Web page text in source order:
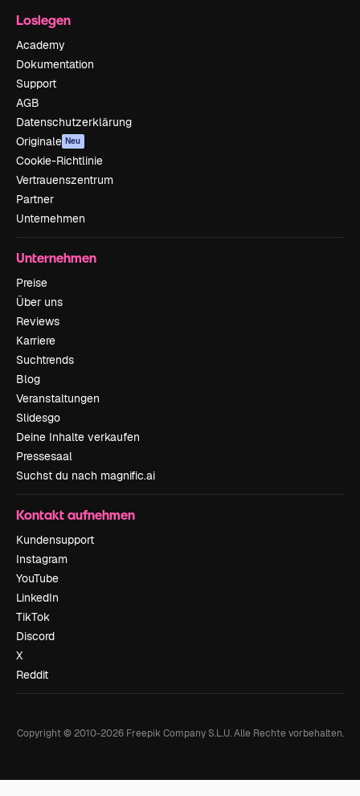
Loslegen
Academy
Dokumentation
Support
AGB
Datenschutzerklärung
Originale Neu
Cookie-Richtlinie
Vertrauenszentrum
Partner
Unternehmen
Unternehmen
Preise
Über uns
Reviews
Karriere
Suchtrends
Blog
Veranstaltungen
Slidesgo
Deine Inhalte verkaufen
Pressesaal
Suchst du nach magnific.ai
Kontakt aufnehmen
Kundensupport
Instagram
YouTube
LinkedIn
TikTok
Discord
X
Reddit
Copyright © 2010-2026Freepik Company S.L.U. Alle Rechte vorbehalten.